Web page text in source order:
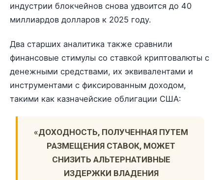
индустрии блокчейнов снова удвоится до 40
миллиардов долларов к 2025 году.
Два старших аналитика также сравнили
финансовые стимулы со ставкой криптовалюты с
денежными средствами, их эквивалентами и
инструментами с фиксированным доходом,
такими как казначейские облигации США:
«ДОХОДНОСТЬ, ПОЛУЧЕННАЯ ПУТЕМ
РАЗМЕЩЕНИЯ СТАВОК, МОЖЕТ
СНИЗИТЬ АЛЬТЕРНАТИВНЫЕ
ИЗДЕРЖКИ ВЛАДЕНИЯ